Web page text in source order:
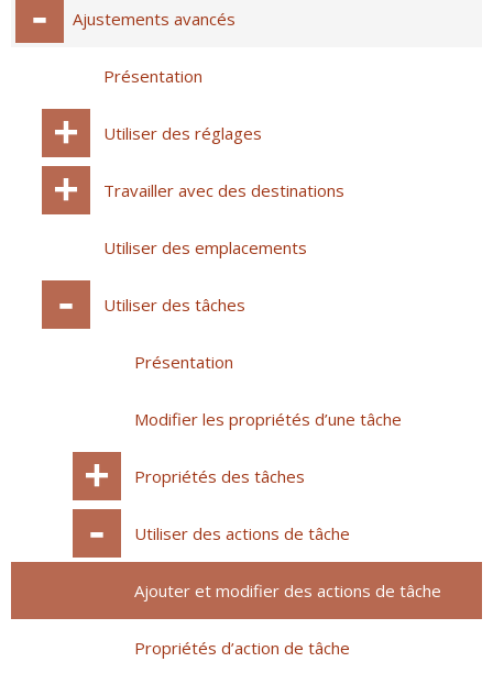
Ajustements avancés
Présentation
Utiliser des réglages
Travailler avec des destinations
Utiliser des emplacements
Utiliser des tâches
Présentation
Modifier les propriétés d’une tâche
Propriétés des tâches
Utiliser des actions de tâche
Ajouter et modifier des actions de tâche
Propriétés d’action de tâche